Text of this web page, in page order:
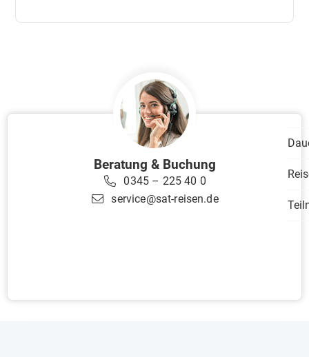
Beratung & Buchung
0345 – 225 40 0
service@sat-reisen.de